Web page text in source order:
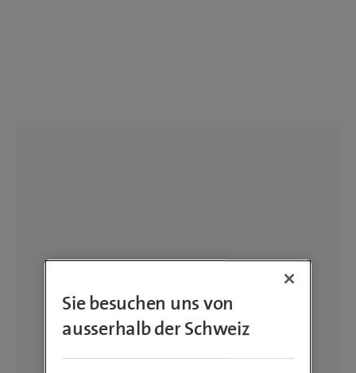
Sie besuchen uns von
ausserhalb der Schweiz